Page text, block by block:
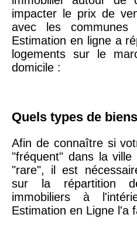
20ème
arrondissement
9 623 €
75019 -Paris
19ème
51100 -Reims 3 036 €
75013 -Paris
13ème
arrondissement
10 073 €
impacter le prix de
avec les communes
Estimation en ligne a
logements sur le
domicile :
Quels types de
Afin de connaître si
"fréquent" dans la
"rare", il est
sur la répartition
immobiliers à
Estimation en Ligne l'a